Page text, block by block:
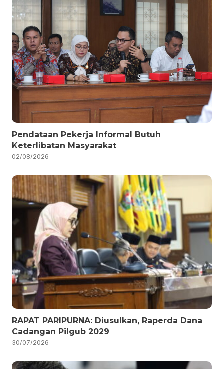
Pendataan Pekerja Informal Butuh
Keterlibatan Masyarakat
02/08/2026
RAPAT PARIPURNA: Diusulkan, Raperda Dana
Cadangan Pilgub 2029
30/07/2026